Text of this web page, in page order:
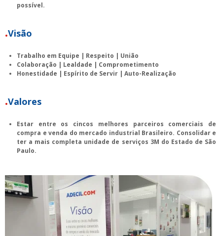
possível.
Visão
Trabalho em Equipe | Respeito | União
Colaboração | Lealdade | Comprometimento
Honestidade | Espírito de Servir | Auto-Realização
Valores
Estar entre os cincos melhores parceiros comerciais de
compra e venda do mercado industrial Brasileiro. Consolidar e
ter a mais completa unidade de serviços 3M do Estado de São
Paulo.